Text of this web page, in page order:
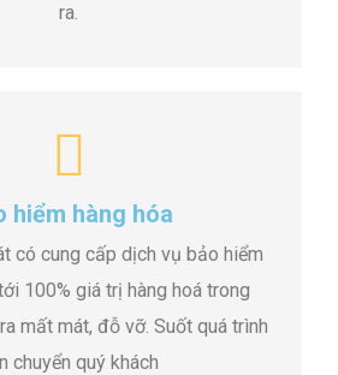
ra.
hiểm hàng hóa
có cung cấp dịch vụ bảo hiểm
100% giá trị hàng hoá trong
mất mát, đỗ vỡ. Suốt quá trình
chuyển quý khách